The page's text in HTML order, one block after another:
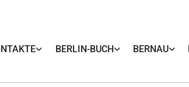
BERLIN-BUCH BERNAU